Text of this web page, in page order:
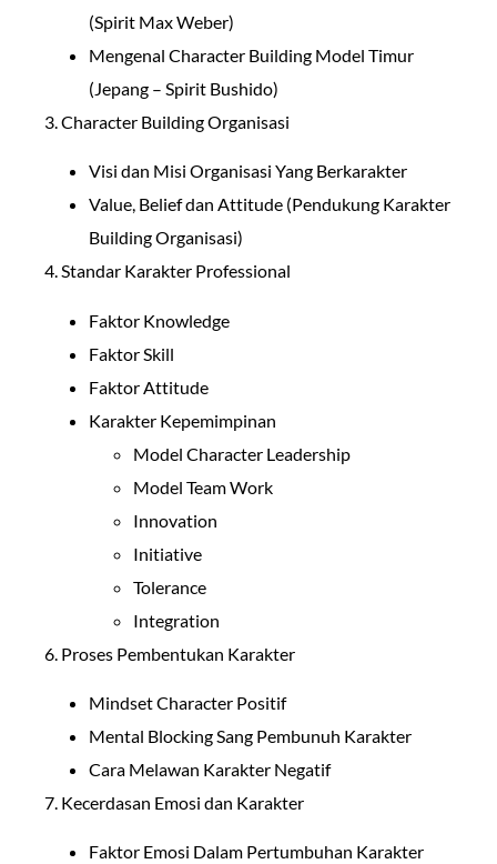
(Spirit Max Weber)
Mengenal Character Building Model Timur
(Jepang – Spirit Bushido)
3. Character Building Organisasi
Visi dan Misi Organisasi Yang Berkarakter
Value, Belief dan Attitude (Pendukung Karakter
Building Organisasi)
4. Standar Karakter Professional
Faktor Knowledge
Faktor Skill
Faktor Attitude
Karakter Kepemimpinan
Model Character Leadership
Model Team Work
Innovation
Initiative
Tolerance
Integration
6. Proses Pembentukan Karakter
Mindset Character Positif
Mental Blocking Sang Pembunuh Karakter
Cara Melawan Karakter Negatif
7. Kecerdasan Emosi dan Karakter
Faktor Emosi Dalam Pertumbuhan Karakter